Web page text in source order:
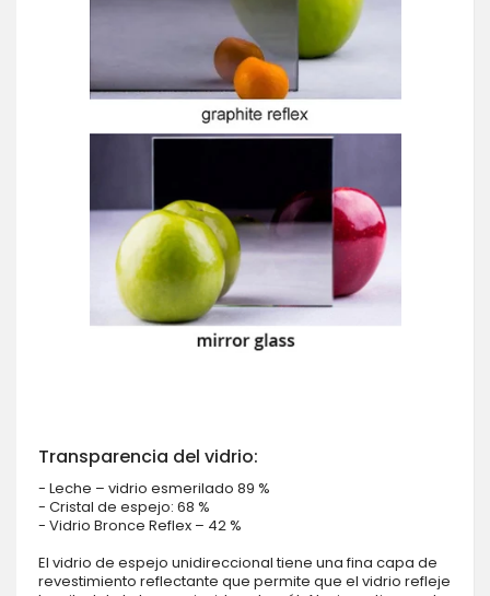
Transparencia del vidrio:
- Leche – vidrio esmerilado 89 %
- Cristal de espejo: 68 %
- Vidrio Bronce Reflex – 42 %
El vidrio de espejo unidireccional tiene una fina capa de
revestimiento reflectante que permite que el vidrio refleje